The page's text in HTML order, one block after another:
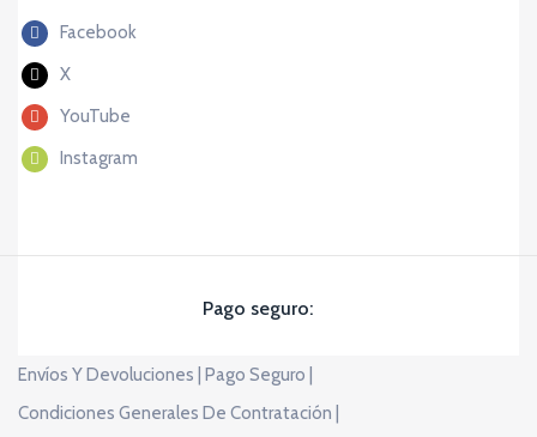
Facebook
X
YouTube
Instagram
Pago seguro:
Envíos Y Devoluciones | Pago Seguro |
Condiciones Generales De Contratación |